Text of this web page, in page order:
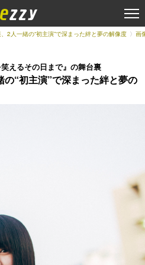
2人一緒の“初主演”で深まった絆と夢の解像度 画
えるその日まで』の舞台裏
“初主演”で深まった絆と夢の